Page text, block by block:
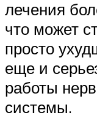
лечения
что может
просто
еще и
работы
системы.